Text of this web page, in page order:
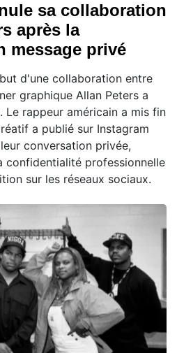
sa collaboration
après la
message privé
d'une collaboration entre
graphique Allan Peters a
rappeur américain a mis fin
a publié sur Instagram
conversation privée,
confidentialité professionnelle
sur les réseaux sociaux.